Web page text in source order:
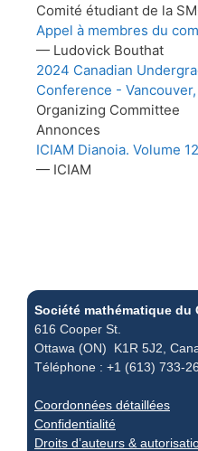
Comité étudiant de la
Appel à membres du
— Ludovick Bouthat
2024 Canadian
Conference -
Organizing Committee
Annonces
ICIAM Dianoia. Volume
— ICIAM
Société mathématique du
616 Cooper St.
Ottawa (ON) K1R 5J2,
Téléphone : +1 (613) 733-
Coordonnées détaillées
Confidentialité
Droits d’auteurs &